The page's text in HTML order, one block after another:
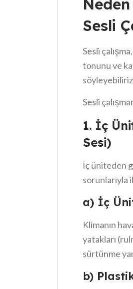
kulak verip,
Sesli
Sesli
tonunu ve
Sesli
1. İç
Sesi)
İç üniteden
sorunlarıyla
a) İç
Klimanın
yatakları
sürtünme
daha fazla
b)